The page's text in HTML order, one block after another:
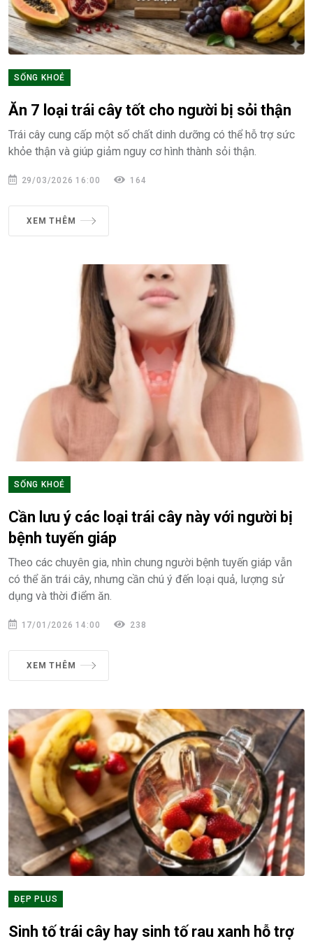
SỐNG KHOẺ
Ăn 7 loại trái cây tốt cho người bị sỏi thận
Trái cây cung cấp một số chất dinh dưỡng có thể hỗ trợ sức
khỏe thận và giúp giảm nguy cơ hình thành sỏi thận.
29/03/2026 16:00 164
XEM THÊM
SỐNG KHOẺ
Cần lưu ý các loại trái cây này với người bị
bệnh tuyến giáp
Theo các chuyên gia, nhìn chung người bệnh tuyến giáp vẫn
có thể ăn trái cây, nhưng cần chú ý đến loại quả, lượng sử
dụng và thời điểm ăn.
17/01/2026 14:00 238
XEM THÊM
ĐẸP PLUS
Sinh tố trái cây hay sinh tố rau xanh hỗ trợ